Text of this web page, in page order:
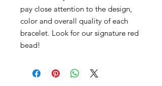
pay close attention to the design,
color and overall quality of each
bracelet. Look for our signature red
bead!